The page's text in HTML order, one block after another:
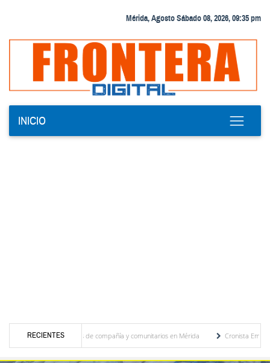
Mérida, Agosto Sábado 08, 2026, 09:35 pm
INICIO
RECIENTES
de 100 animales de compañía y comunitarios en Mérida
Cronista Emérito